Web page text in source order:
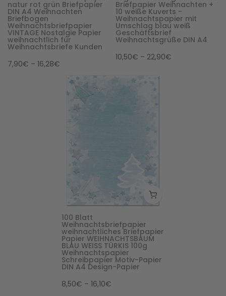
natur rot grün Briefpapier
DIN A4 Weihnachten
Briefbogen
Weihnachtsbriefpapier
VINTAGE Nostalgie Papier
weihnachtlich für
Weihnachtsbriefe Kunden
7,90€ – 16,28€
Briefpapier Weihnachten +
10 weiße Kuverts -
Weihnachtspapier mit
Umschlag blau weiß
Geschäftsbrief
Weihnachtsgrüße DIN A4
10,50€ – 22,90€
100 Blatt
Weihnachtsbriefpapier
weihnachtliches Briefpapier
Papier WEIHNACHTSBAUM
BLAU WEISS TÜRKIS 100g
Weihnachtspapier
Schreibpapier Motiv-Papier
DIN A4 Design-Papier
8,50€ – 16,10€